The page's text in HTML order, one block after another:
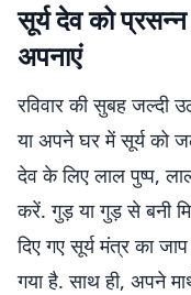
सूर्य देव को
अपनाएं
रविवार की सुबह जल्दी
या अपने घर में सूर्य को
देव के लिए लाल पुष्प,
करें. गुड़ या गुड़ से बनी
दिए गए सूर्य मंत्र का
गया है. साथ ही, अपने